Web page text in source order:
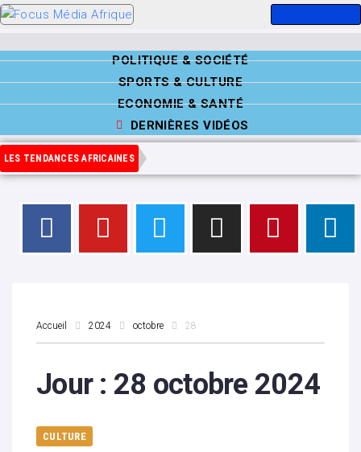
POLITIQUE & SOCIÉTÉ
SPORTS & CULTURE
ECONOMIE & SANTÉ
DERNIÈRES VIDÉOS
LES TENDANCES AFRICAINES
Accueil 2024 octobre 28
Jour : 28 octobre 2024
CULTURE